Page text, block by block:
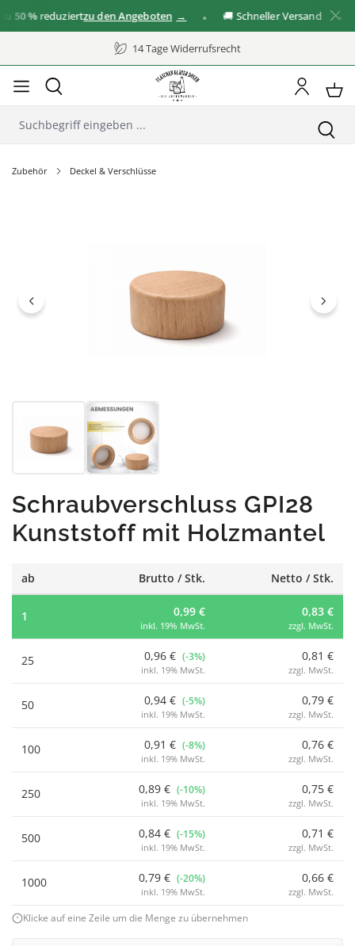
50 %reduziertzu den Angeboten 🚚 Schneller Versand
14 Tage Widerrufsrecht
Zubehör Deckel & Verschlüsse
Schraubverschluss GPI28
Kunststoff mit Holzmantel
ab Brutto / Stk. Netto / Stk.
1 0,99 €
inkl. 19% MwSt.
0,83 €
zzgl. MwSt.
25 0,96 € (-3%)
inkl. 19% MwSt.
0,81 €
zzgl. MwSt.
50 0,94 € (-5%)
inkl. 19% MwSt.
0,79 €
zzgl. MwSt.
100 0,91 € (-8%)
inkl. 19% MwSt.
0,76 €
zzgl. MwSt.
250 0,89 € (-10%)
inkl. 19% MwSt.
0,75 €
zzgl. MwSt.
500 0,84 € (-15%)
inkl. 19% MwSt.
0,71 €
zzgl. MwSt.
1000 0,79 € (-20%)
inkl. 19% MwSt.
0,66 €
zzgl. MwSt.
Klicke auf eine Zeile um die Menge zu übernehmen